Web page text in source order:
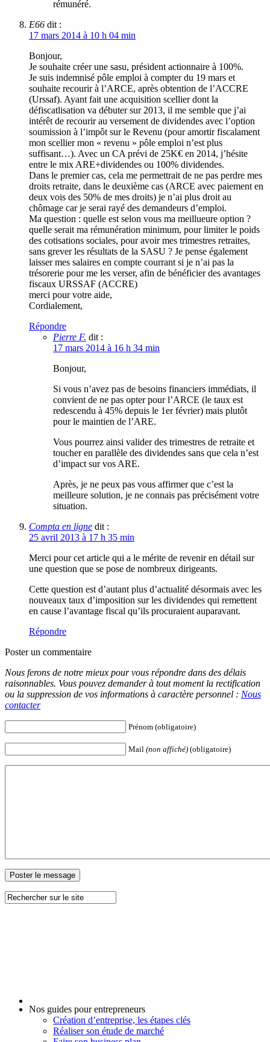
rémunéré.
E66 dit :
17 mars 2014 à 10 h 04 min
Bonjour,
Je souhaite créer une sasu, président actionnaire à 100%.
Je suis indemnisé pôle emploi à compter du 19 mars et
souhaite recourir à l’ARCE, après obtention de l’ACCRE
(Urssaf). Ayant fait une acquisition scellier dont la
défiscatlisation va débuter sur 2013, il me semble que j’ai
intérêt de recourir au versement de dividendes avec l’option
soumission à l’impôt sur le Revenu (pour amortir fiscalament
mon scellier mon « revenu » pôle emploi n’est plus
suffisant…). Avec un CA prévi de 25K€ en 2014, j’hésite
entre le mix ARE+dividendes ou 100% dividendes.
Dans le premier cas, cela me permettrait de ne pas perdre mes
droits retraite, dans le deuxième cas (ARCE avec paiement en
deux vois des 50% de mes droits) je n’ai plus droit au
chômage car je serai rayé des demandeurs d’emploi.
Ma question : quelle est selon vous ma meillueure option ?
quelle serait ma rémunération minimum, pour limiter le poids
des cotisations sociales, pour avoir mes trimestres retraites,
sans grever les résultats de la SASU ? Je pense également
laisser mes salaires en compte courrant si je n’ai pas la
trésorerie pour me les verser, afin de bénéficier des avantages
fiscaux URSSAF (ACCRE)
merci pour votre aide,
Cordialement,
Répondre
Pierre F. dit :
17 mars 2014 à 16 h 34 min
Bonjour,
Si vous n’avez pas de besoins financiers immédiats, il
convient de ne pas opter pour l’ARCE (le taux est
redescendu à 45% depuis le 1er février) mais plutôt
pour le maintien de l’ARE.
Vous pourrez ainsi valider des trimestres de retraite et
toucher en parallèle des dividendes sans que cela n’est
d’impact sur vos ARE.
Après, je ne peux pas vous affirmer que c’est la
meilleure solution, je ne connais pas précisément votre
situation.
Compta en ligne dit :
25 avril 2013 à 17 h 35 min
Merci pour cet article qui a le mérite de revenir en détail sur
une question que se pose de nombreux dirigeants.
Cette question est d’autant plus d’actualité désormais avec les
nouveaux taux d’imposition sur les dividendes qui remettent
en cause l’avantage fiscal qu’ils procuraient auparavant.
Répondre
Poster un commentaire
Nous ferons de notre mieux pour vous répondre dans des délais
raisonnables. Vous pouvez demander à tout moment la rectification
ou la suppression de vos informations à caractère personnel : Nous
contacter
Prénom (obligatoire)
Mail (non affiché) (obligatoire)
Nos guides pour entrepreneurs
Création d’entreprise, les étapes clés
Réaliser son étude de marché